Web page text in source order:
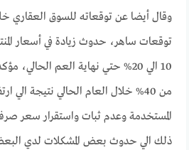
وقال أيضا عن توقعاته للسوق العقاري
توقعات ساهر، حدوث زيادة في أسعار
10 الي 20% حتي نهاية العم
من 40% خلال العام الحالي نتيجة الي
المستخدمة وعدم ثبات واستقرار سعر
ذلك الي حدوث بعض المشكلات لدي